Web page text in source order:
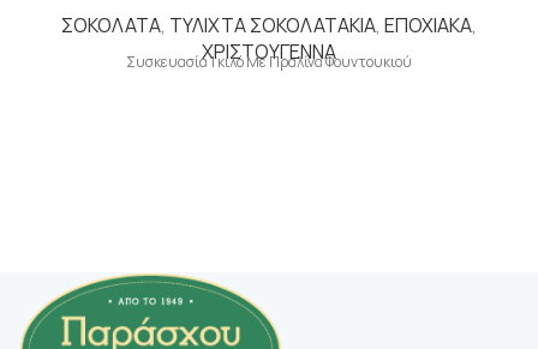
ΣΟΚΟΛΑΤΑ, ΤΥΛΙΧΤΑ ΣΟΚΟΛΑΤΑΚΙΑ, ΕΠΟΧΙΑΚΑ,
ΧΡΙΣΤΟΥΓΕΝΝΑ
Συσκευασία 1 κιλό Με Πραλίνα Φουντουκιού